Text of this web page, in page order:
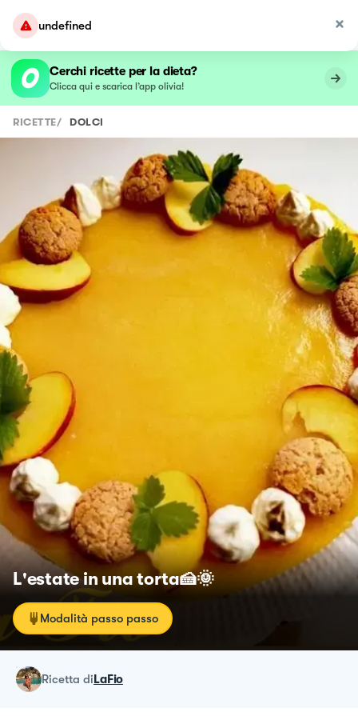
undefined
Cerchi ricette per la dieta?
Clicca qui e scarica l’app olivia!
RICETTE/ DOLCI
L'estate in una torta🍰🌞
Modalità passo passo
ricetta diLaFio